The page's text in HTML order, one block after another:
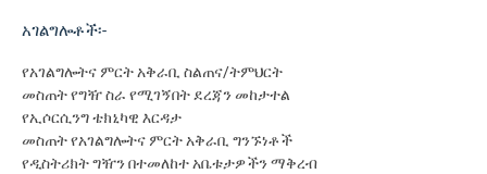
አገልግሎቶች፡-
የአገልግሎትና ምርት አቅራቢ ስልጠና/ትምህርት
መስጠት የግዥ ስራ የሚገኝበት ደረጃን መከታተል
የኢሶርሲንግ ቴክኒካዊ እርዳታ
መስጠት የአገልግሎትና ምርት አቅራቢ ግንኙነቶች
የዲስትሪክት ግዥን በተመለከተ አቤቱታዎችን ማቅረብ